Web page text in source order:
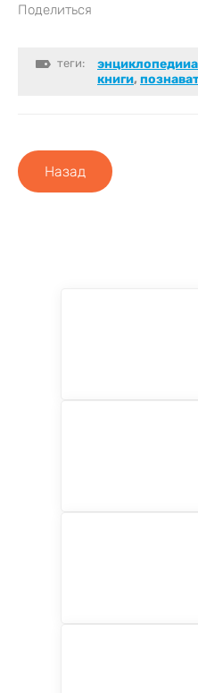
Поделиться
теги:
книги,
Назад